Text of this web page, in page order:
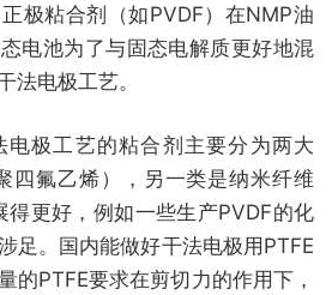
极粘合剂（如PVDF）在NMP油
电池为了与固态电解质更好地混
法电极工艺。
电极工艺的粘合剂主要分为两大
四氟乙烯），另一类是纳米纤维
得更好，例如一些生产PVDF的化
足。国内能做好干法电极用PTFE
的PTFE要求在剪切力的作用下，